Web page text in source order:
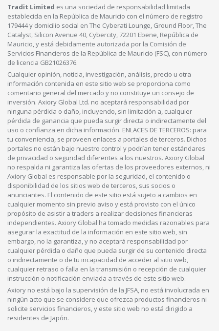
Tradit Limited es una sociedad de responsabilidad limitada
establecida en la República de Mauricio con el número de registro
179444 y domicilio social en The Cyberati Lounge, Ground Floor, The
Catalyst, Silicon Avenue 40, Cybercity, 72201 Ebene, República de
Mauricio, y está debidamente autorizada por la Comisión de
Servicios Financieros de la República de Mauricio (FSC), con número
de licencia GB21026376.
Cualquier opinión, noticia, investigación, análisis, precio u otra
información contenida en este sitio web se proporciona como
comentario general del mercado y no constituye un consejo de
inversión. Axiory Global Ltd. no aceptará responsabilidad por
ninguna pérdida o daño, incluyendo, sin limitación a, cualquier
pérdida de ganancia que pueda surgir directa o indirectamente del
uso o confianza en dicha información. ENLACES DE TERCEROS: para
tu conveniencia, se proveen enlaces a portales de terceros. Dichos
portales no están bajo nuestro control y podrían tener estándares
de privacidad o seguridad diferentes a los nuestros. Axiory Global
no respalda ni garantiza las ofertas de los proveedores externos, ni
Axiory Global es responsable por la seguridad, el contenido o
disponibilidad de los sitios web de terceros, sus socios o
anunciantes. El contenido de este sitio está sujeto a cambios en
cualquier momento sin previo aviso y está provisto con el único
propósito de asistir a traders a realizar decisiones financieras
independientes. Axiory Global ha tomado medidas razonables para
asegurar la exactitud de la información en este sitio web, sin
embargo, no la garantiza, y no aceptará responsabilidad por
cualquier pérdida o daño que pueda surgir de su contenido directa
o indirectamente o de tu incapacidad de acceder al sitio web,
cualquier retraso o falla en la transmisión o recepción de cualquier
instrucción o notificación enviada a través de este sitio web.
Axiory no está bajo la supervisión de la JFSA, no está involucrada en
ningún acto que se considere que ofrezca productos financieros ni
solicite servicios financieros, y este sitio web no está dirigido a
residentes de Japón.